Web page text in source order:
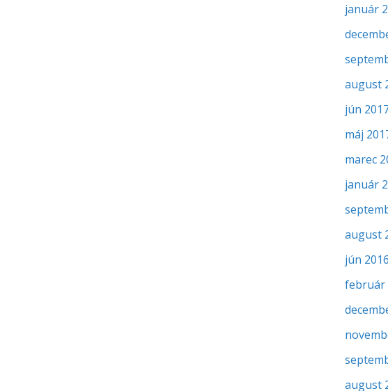
január
august
jún
máj
marec
január
august
jún 2016
február
august